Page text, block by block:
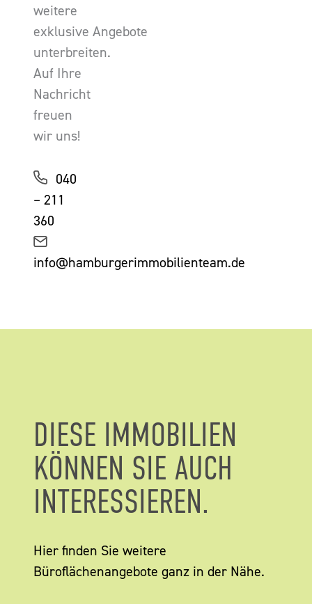
weitere
exklusive Angebote
unterbreiten.
Auf Ihre
Nachricht
freuen
wir uns!
040
– 211
360
info@hamburgerimmobilienteam.de
DIESE IMMOBILIEN
KÖNNEN SIE AUCH
INTERESSIEREN.
Hier finden Sie weitere
Büroflächenangebote ganz in der Nähe.